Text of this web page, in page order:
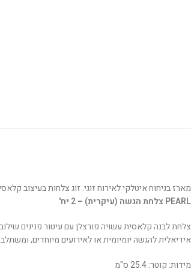
מארז בניחוח איטלקי לאירוח זוגי. זוג צלחות בעיצוב
PEARL צלחת הגשה (עיקרית) – 2 יח'
צלחת לבנה קלאסית עשויה פורצלן עם עיטור פנינים
אידיאלית להגשה יומיומית או לאירועים מיוחדים,
מידות: קוטר: 25.4 ס"מ